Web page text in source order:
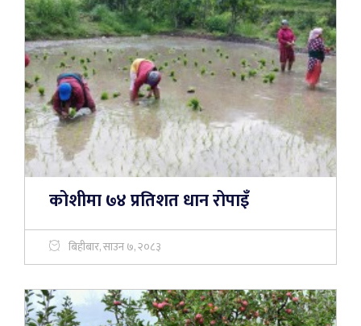
कोशीमा ७४ प्रतिशत धान रोपाइँ
बिहीबार, साउन ७, २०८३